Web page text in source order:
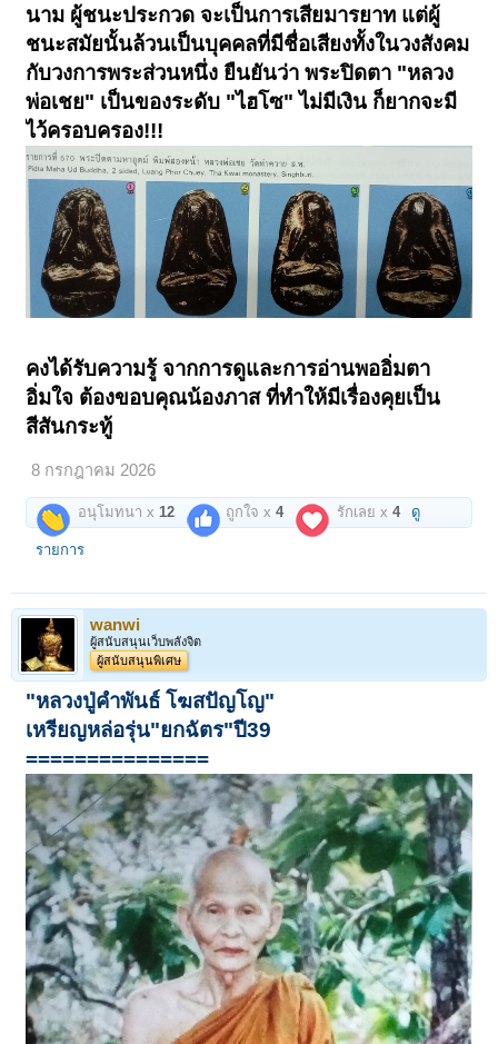
นาม ผู้ชนะประกวด จะเป็นการเสียมารยาท แต่ผู้
ชนะสมัยนั้นล้วนเป็นบุคคลที่มีชื่อเสียงทั้งในวงสังคม
กับวงการพระส่วนหนึ่ง ยืนยันว่า พระปิดตา "หลวง
พ่อเชย" เป็นของระดับ "ไฮโซ" ไม่มีเงิน ก็ยากจะมี
ไว้ครอบครอง!!!
คงได้รับความรู้ จากการดูและการอ่านพออิ่มตา
อิ่มใจ ต้องขอบคุณน้องภาส ที่ทำให้มีเรื่องคุยเป็น
สีสันกระทู้
8 กรกฎาคม 2026
อนุโมทนา x 12 ถูกใจ x4 รักเลย x4 ดู
รายการ
wanwi
ผู้สนับสนุนเว็บพลังจิต
ผู้สนับสนุนพิเศษ
"หลวงปู่คำพันธ์ โฆสปัญโญ"
เหรียญหล่อรุ่น"ยกฉัตร"ปี39
===============